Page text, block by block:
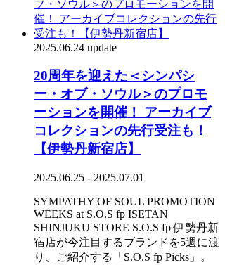
2025.06.24 update
20周年を迎えた＜シンパシ
ー・オブ・ソウル＞のプロモ
ーションを開催！ アーカイブ
コレクションの先行受注も！
【伊勢丹新宿店】
2025.06.25 - 2025.07.01
SYMPATHY OF SOUL PROMOTION
WEEKS at S.O.S fp ISETAN
SHINJUKU STORE S.O.S fp 伊勢丹新
宿店が今注目するブランドを5週に渡
り、ご紹介する「S.O.S fp Picks」。